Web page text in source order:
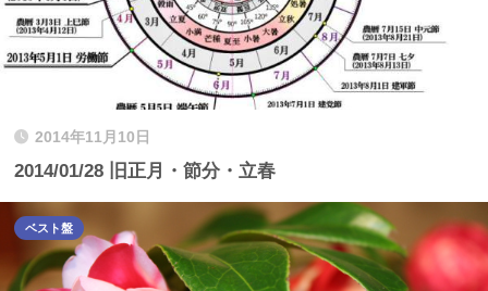
2014年11月10日
2014/01/28 旧正月・節分・立春
ベスト盤